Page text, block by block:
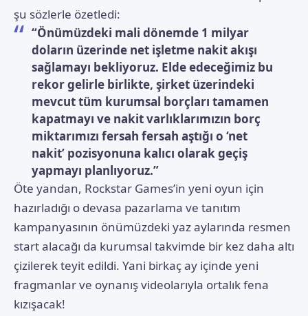
şu sözlerle özetledi:
“Önümüzdeki mali dönemde 1 milyar
doların üzerinde net işletme nakit akışı
sağlamayı bekliyoruz. Elde edeceğimiz bu
rekor gelirle birlikte, şirket üzerindeki
mevcut tüm kurumsal borçları tamamen
kapatmayı ve nakit varlıklarımızın borç
miktarımızı fersah fersah aştığı o ‘net
nakit’ pozisyonuna kalıcı olarak geçiş
yapmayı planlıyoruz.”
Öte yandan, Rockstar Games’in yeni oyun için
hazırladığı o devasa pazarlama ve tanıtım
kampanyasının önümüzdeki yaz aylarında resmen
start alacağı da kurumsal takvimde bir kez daha altı
çizilerek teyit edildi. Yani birkaç ay içinde yeni
fragmanlar ve oynanış videolarıyla ortalık fena
kızışacak!